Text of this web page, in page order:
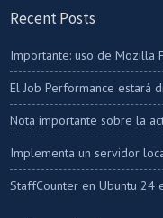
Recent Posts
Importante: uso de Mozilla
El Job Performance estará
Nota importante sobre la
Implementa un servidor
StaffCounter en Ubuntu 24